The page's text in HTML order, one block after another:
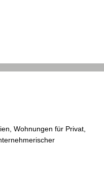
Wohnungen für Privat,